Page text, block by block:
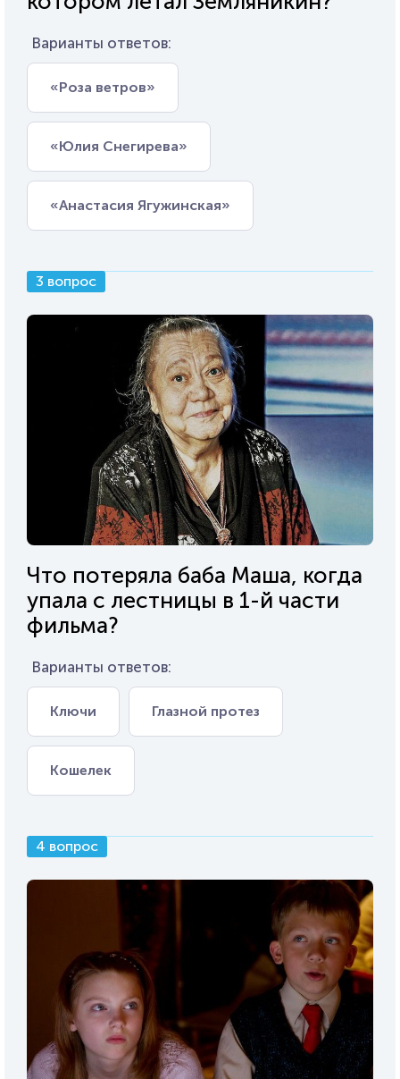
Варианты ответов:
«Роза ветров»
«Юлия Снегирева»
«Анастасия Ягужинская»
3 вопрос
Что потеряла баба Маша, когда
упала с лестницы в 1-й части
фильма?
Варианты ответов:
Ключи Глазной протез
Кошелек
4 вопрос